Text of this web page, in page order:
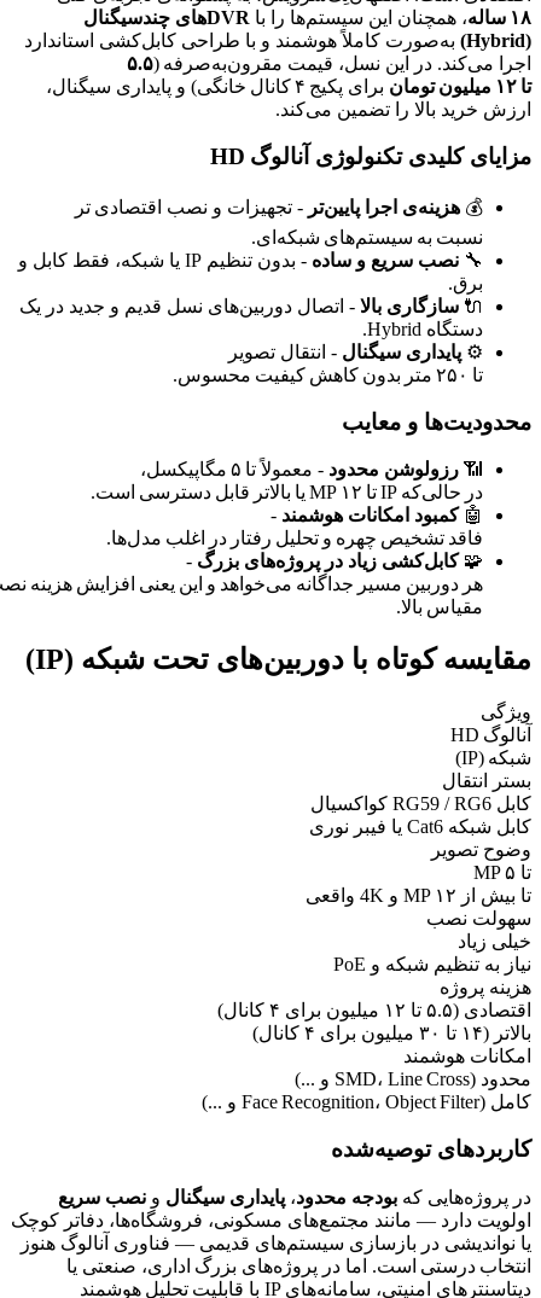
۱۸ ساله
، همچنان این سیستم‌ها را با
DVRهای چندسیگنال
(Hybrid)
به‌صورت کاملاً هوشمند و با طراحی کابل‌کشی استاندارد
اجرا می‌کند. در این نسل، قیمت مقرون‌به‌صرفه (۵.۵
تا ۱۲ میلیون تومان
برای پکیج ۴ کانال خانگی) و پایداری سیگنال،
ارزش خرید بالا را تضمین می‌کند.
مزایای کلیدی تکنولوژی آنالوگ HD
💰 هزینه‌ی اجرا پایین‌تر ‑ تجهیزات و نصب اقتصادی تر
نسبت به سیستم‌های شبکه‌ای.
🔧 نصب سریع و ساده
‑ بدون تنظیم IP یا شبکه، فقط کابل و
برق.
🔌 سازگاری بالا ‑ اتصال دوربین‌های نسل قدیم و جدید در یک
دستگاه Hybrid.
⚙️ پایداری سیگنال ‑ انتقال تصویر
تا ۲۵۰ متر بدون کاهش کیفیت محسوس.
محدودیت‌ها و معایب
📶 رزولوشن محدود
‑ معمولاً تا ۵ مگاپیکسل،
در حالی‌که IP تا ۱۲ MP یا بالاتر قابل دسترسی است.
🤖کمبود امکانات هوشمند ‑
فاقد تشخیص چهره و تحلیل رفتار در اغلب مدل‌ها.
🧩کابل‌کشی زیاد در پروژه‌های بزرگ ‑
هر دوربین مسیر جداگانه می‌خواهد و این یعنی افزایش هزینه
مقیاس بالا.
مقایسه کوتاه با دوربین‌های تحت شبکه (IP)
ویژگی
آنالوگ HD
شبکه (IP)
بستر انتقال
کابل RG59 / RG6 کواکسیال
کابل شبکه Cat6 یا فیبر نوری
وضوح تصویر
تا ۵ MP
تا بیش از ۱۲ MP و 4K واقعی
سهولت نصب
خیلی زیاد
نیاز به تنظیم شبکه و PoE
هزینه پروژه
اقتصادی (۵.۵ تا ۱۲ میلیون برای ۴ کانال)
بالاتر (۱۴ تا ۳۰ میلیون برای ۴ کانال)
امکانات هوشمند
محدود (SMD، Line Cross و ...)
کامل (Face Recognition، Object Filter و ...)
کاربردهای توصیه‌شده
در پروژه‌هایی که بودجه محدود، پایداری سیگنال و نصب سریع
اولویت دارد — مانند مجتمع‌های مسکونی، فروشگاه‌ها، دفاتر کوچک
یا نواندیشی در بازسازی سیستم‌های قدیمی — فناوری آنالوگ هنوز
انتخاب درستی است. اما در پروژه‌های بزرگ اداری، صنعتی یا
دیتاسنترهای امنیتی، سامانه‌های IP با قابلیت تحلیل هوشمند